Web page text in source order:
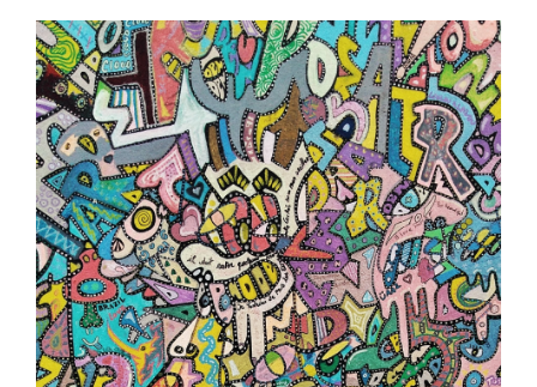
Serious
Games
à
découvrir
en
France
#OpenSeriousHub